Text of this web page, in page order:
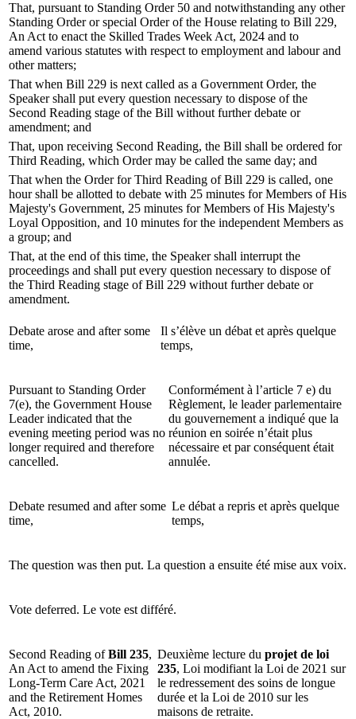
That, pursuant to Standing Order 50 and notwithstanding any other
Standing Order or special Order of the House relating to Bill 229,
An Act to enact the Skilled Trades Week Act, 2024 and to
amend various statutes with respect to employment and labour and
other matters;
That when Bill 229 is next called as a Government Order, the
Speaker shall put every question necessary to dispose of the
Second Reading stage of the Bill without further debate or
amendment; and
That, upon receiving Second Reading, the Bill shall be ordered for
Third Reading, which Order may be called the same day; and
That when the Order for Third Reading of Bill 229 is called, one
hour shall be allotted to debate with 25 minutes for Members of His
Majesty's Government, 25 minutes for Members of His Majesty's
Loyal Opposition, and 10 minutes for the independent Members as
a group; and
That, at the end of this time, the Speaker shall interrupt the
proceedings and shall put every question necessary to dispose of
the Third Reading stage of Bill 229 without further debate or
amendment.
Debate arose and after some
time,
Il s’élève un débat et après quelque
temps,
Pursuant to Standing Order
7(e), the Government House
Leader indicated that the
evening meeting period was no
longer required and therefore
cancelled.
Conformément à l’article 7 e) du
Règlement, le leader parlementaire
du gouvernement a indiqué que la
réunion en soirée n’était plus
nécessaire et par conséquent était
annulée.
Debate resumed and after some
time,
Le débat a repris et après quelque
temps,
The question was then put. La question a ensuite été mise aux voix.
Vote deferred. Le vote est différé.
Second Reading ofBill 235,
An Act to amend the Fixing
Long-Term Care Act, 2021
and the Retirement Homes
Act, 2010.
Deuxième lecture du projet de loi
235, Loi modifiant la Loi de 2021 sur
le redressement des soins de longue
durée et la Loi de 2010 sur les
maisons de retraite.